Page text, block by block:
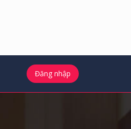
Đăng nhập